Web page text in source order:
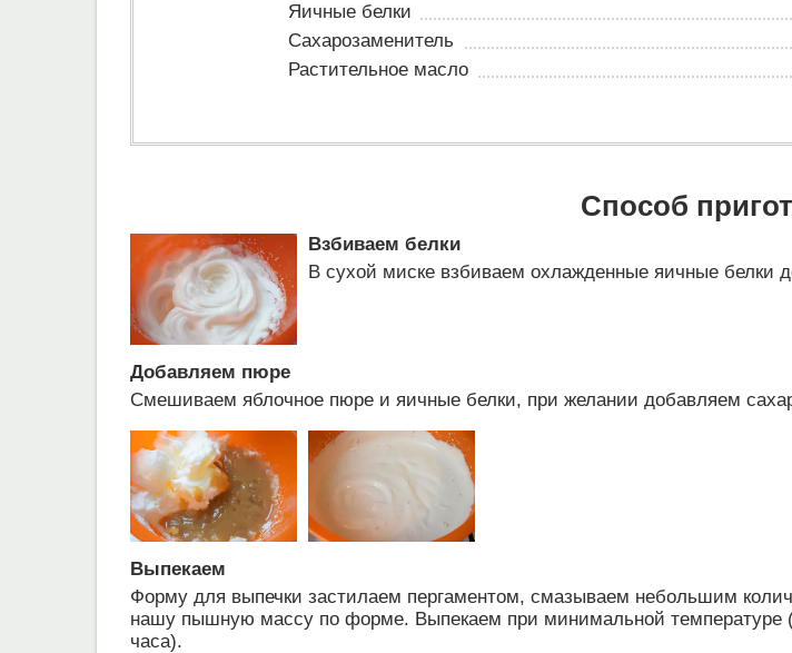
Яичные белки
Сахарозаменитель
Растительное масло
Способ
Взбиваем белки
В сухой миске взбиваем охлажденные яичные белки
Добавляем пюре
Смешиваем яблочное пюре и яичные белки, при желании добавляем
Выпекаем
Форму для выпечки застилаем пергаментом, смазываем небольшим
нашу пышную массу по форме. Выпекаем при минимальной температуре
часа).